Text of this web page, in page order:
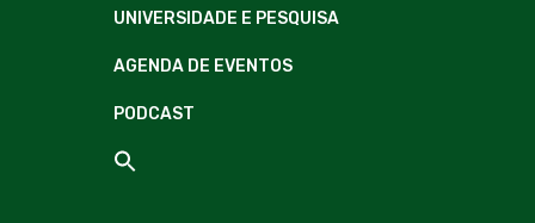
UNIVERSIDADE E PESQUISA
AGENDA DE EVENTOS
PODCAST